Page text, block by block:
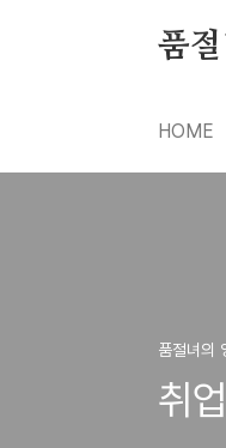
품
HOME
품절녀의
취